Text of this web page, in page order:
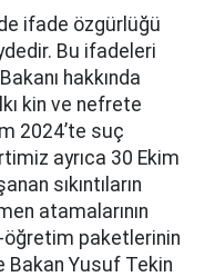
ifade özgürlüğü
Bu ifadeleri
hakkında
kin ve nefrete
2024’te suç
ayrıca 30 Ekim
sıkıntıların
atamalarının
öğretim paketlerinin
Bakan Yusuf Tekin